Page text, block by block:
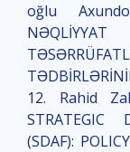
oğlu
12. Rahid
STRATEGIC
(SDAF):